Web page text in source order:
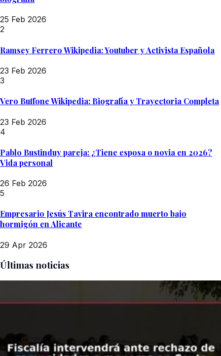
25 Feb 2026
2
Ramsey Ferrero Wikipedia: Youtuber y Activista Española
23 Feb 2026
3
Vero Buffone Wikipedia: Biografía y Trayectoria Completa
23 Feb 2026
4
Pablo Bustinduy pareja: ¿Tiene esposa o novia en 2026?
Vida personal
26 Feb 2026
5
Empresario Jesús Tavira encontrado muerto bajo
hormigón en Alicante
29 Apr 2026
Últimas noticias